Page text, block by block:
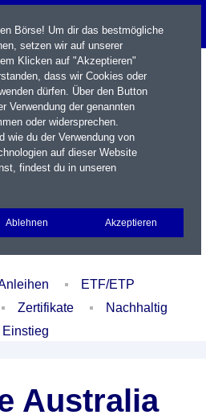
Portfolio Login
ETF/ETP
Zertifikate
Nachhaltig
Einstieg
Australia
Börse! Um dir das bestmögliche
setzen wir auf unserer
Klicken auf "Akzeptieren"
dass wir Cookies oder
dürfen. Über den Button
Verwendung der genannten
oder widersprechen.
wie du der Verwendung von
auf dieser Website
findest du in unseren
Ablehnen Akzeptieren